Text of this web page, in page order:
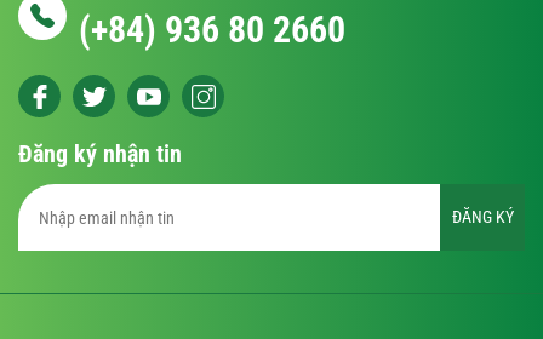
(+84) 936 80 2660
Đăng ký nhận tin
ĐĂNG KÝ